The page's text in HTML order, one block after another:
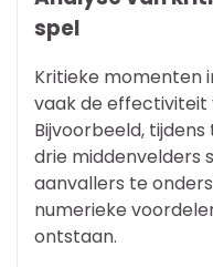
spel
Kritieke momenten
vaak de
Bijvoorbeeld,
drie middenvelders
aanvallers te
numerieke
ontstaan.